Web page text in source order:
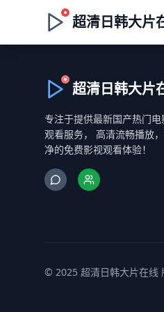
超清日韩大片
超清日韩大片
专注于提供最新国产热门
观看服务， 高清流畅播放
净的免费影视观看体验！
© 2025 超清日韩大片在线